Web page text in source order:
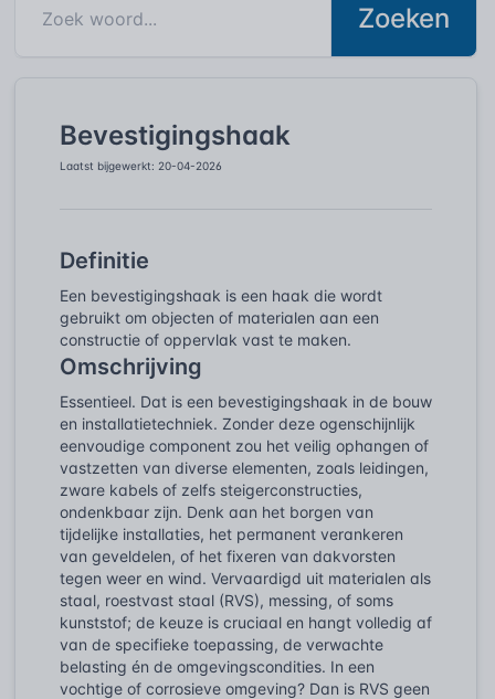
Zoeken
Bevestigingshaak
Laatst bijgewerkt: 20-04-2026
Definitie
Een bevestigingshaak is een haak die wordt
gebruikt om objecten of materialen aan een
constructie of oppervlak vast te maken.
Omschrijving
Essentieel. Dat is een bevestigingshaak in de bouw
en installatietechniek. Zonder deze ogenschijnlijk
eenvoudige component zou het veilig ophangen of
vastzetten van diverse elementen, zoals leidingen,
zware kabels of zelfs steigerconstructies,
ondenkbaar zijn. Denk aan het borgen van
tijdelijke installaties, het permanent verankeren
van geveldelen, of het fixeren van dakvorsten
tegen weer en wind. Vervaardigd uit materialen als
staal, roestvast staal (RVS), messing, of soms
kunststof; de keuze is cruciaal en hangt volledig af
van de specifieke toepassing, de verwachte
belasting én de omgevingscondities. In een
vochtige of corrosieve omgeving? Dan is RVS geen